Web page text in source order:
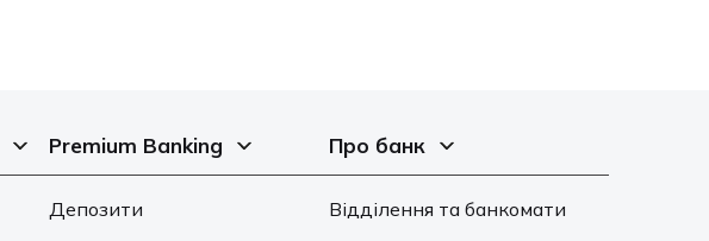
Premium Banking
Депозити
Про банк
Відділення та банкомати